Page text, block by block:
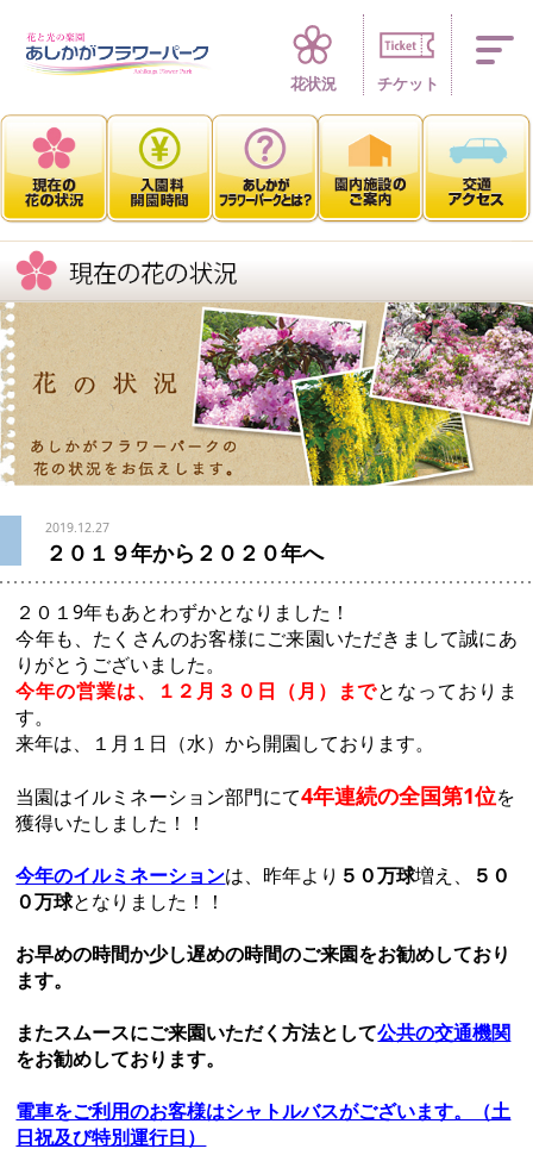
四季折々 花の
花状況 チケット
2019.12.27
２０１９年から２０２０年へ
２０１9年もあとわずかとなりました！
今年も、たくさんのお客様にご来園いただきまして誠にあ
りがとうございました。
今年の営業は、１２月３０日（月）までとなっておりま
す。
来年は、１月１日（水）から開園しております。
当園はイルミネーション部門にて4年連続の全国第1位を
獲得いたしました！！
今年のイルミネーションは、昨年より ５０万球増え、
５０
０万球となりました！！
お早めの時間か少し遅めの時間のご来園をお勧めしており
ます。
またスムースにご来園いただく方法として公共の交通機関
をお勧めしております。
電車をご利用のお客様はシャトルバスがございます。（土
日祝及び特別運行日）